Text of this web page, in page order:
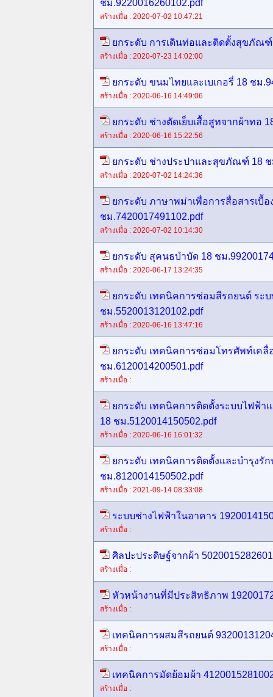
ชม.9220016260102.pdf
สร้างเมื่อ : 2020-07-02 10:47:21
ยกระดับ การเดินท่อและติดตั้งสุขภัณฑ์
สร้างเมื่อ : 2020-07-23 14:02:00
ยกระดับ ขนมไทยและเบเกอรี่ 18 ชม
สร้างเมื่อ : 2020-06-16 14:49:06
ยกระดับ ช่างตัดเย็บเสื้อสูทจากผ้าทอ
สร้างเมื่อ : 2020-06-16 15:22:56
ยกระดับ ช่างประปาและสุขภัณฑ์ 18 ช
สร้างเมื่อ : 2020-07-02 14:24:36
ยกระดับ ภาษาพม่าเพื่อการสื่อสารเบื้อ
ชม.7420017491102.pdf
สร้างเมื่อ : 2020-07-02 10:14:30
ยกระดับ สุคนธบำบัด 18 ชม
สร้างเมื่อ : 2020-06-17 13:24:35
ยกระดับ เทคนิคการซ่อมสีรถยนต์ ระบ
ชม.5520013120102.pdf
สร้างเมื่อ : 2020-06-16 13:47:16
ยกระดับ เทคนิคการซ่อมโทรศัพท์เคลื่
ชม.6120014200501.pdf
สร้างเมื่อ :
ยกระดับ เทคนิคการติดตั้งระบบไฟฟ้า
18 ชม.5120014150502.pdf
สร้างเมื่อ : 2020-06-16 16:01:32
ยกระดับ เทคนิคการติดตั้งและบำรุงรั
ชม.8120014150502.pdf
สร้างเมื่อ : 2021-09-14 08:33:08
ระบบช่างไฟฟ้าในอาคาร
สร้างเมื่อ :
ศิลปะประดิษฐ์จากผ้า
สร้างเมื่อ :
หัวหน้างานที่มีประสิทธิภาพ
สร้างเมื่อ :
เทคนิคการผสมสีรถยนต์
สร้างเมื่อ :
เทคนิคการมัดย้อมผ้า
สร้างเมื่อ :